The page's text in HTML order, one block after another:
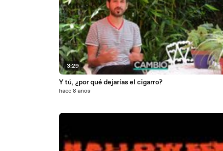
3:29
Y tú, ¿por qué dejarías el cigarro?
hace 8 años